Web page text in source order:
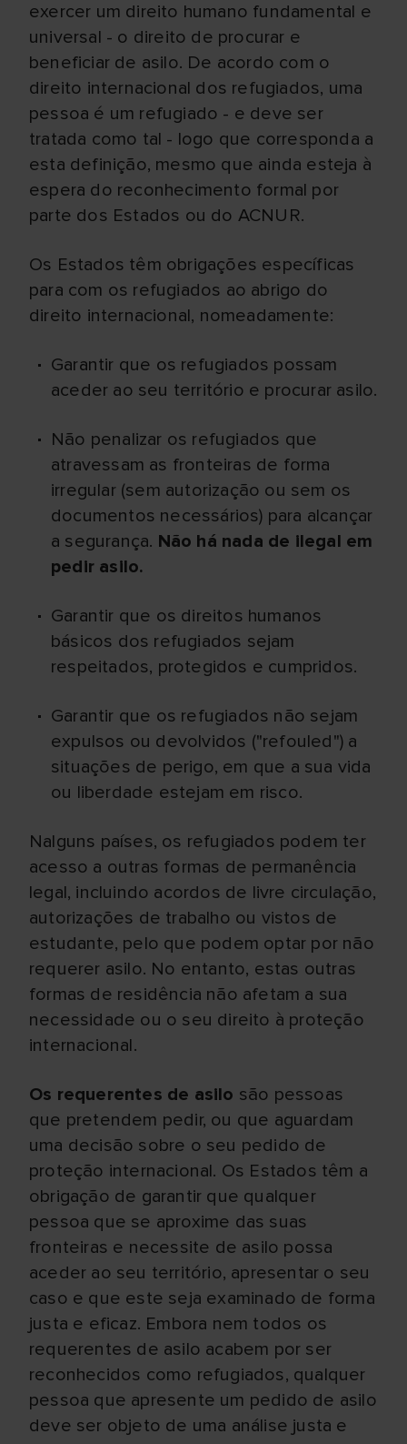
exercer um direito humano fundamental e
universal - o direito de procurar e
beneficiar de asilo. De acordo com o
direito internacional dos refugiados, uma
pessoa é um refugiado - e deve ser
tratada como tal - logo que corresponda a
esta definição, mesmo que ainda esteja à
espera do reconhecimento formal por
parte dos Estados ou do ACNUR.
Os Estados têm obrigações específicas
para com os refugiados ao abrigo do
direito internacional, nomeadamente:
Garantir que os refugiados possam
aceder ao seu território e procurar asilo.
Não penalizar os refugiados que
atravessam as fronteiras de forma
irregular (sem autorização ou sem os
documentos necessários) para alcançar
a segurança. Não há nada de ilegal em
pedir asilo.
Garantir que os direitos humanos
básicos dos refugiados sejam
respeitados, protegidos e cumpridos.
Garantir que os refugiados não sejam
expulsos ou devolvidos ("refouled") a
situações de perigo, em que a sua vida
ou liberdade estejam em risco.
Nalguns países, os refugiados podem ter
acesso a outras formas de permanência
legal, incluindo acordos de livre circulação,
autorizações de trabalho ou vistos de
estudante, pelo que podem optar por não
requerer asilo. No entanto, estas outras
formas de residência não afetam a sua
necessidade ou o seu direito à proteção
internacional.
Os requerentes de asilo são pessoas
que pretendem pedir, ou que aguardam
uma decisão sobre o seu pedido de
proteção internacional. Os Estados têm a
obrigação de garantir que qualquer
pessoa que se aproxime das suas
fronteiras e necessite de asilo possa
aceder ao seu território, apresentar o seu
caso e que este seja examinado de forma
justa e eficaz. Embora nem todos os
requerentes de asilo acabem por ser
reconhecidos como refugiados, qualquer
pessoa que apresente um pedido de asilo
deve ser objeto de uma análise justa e